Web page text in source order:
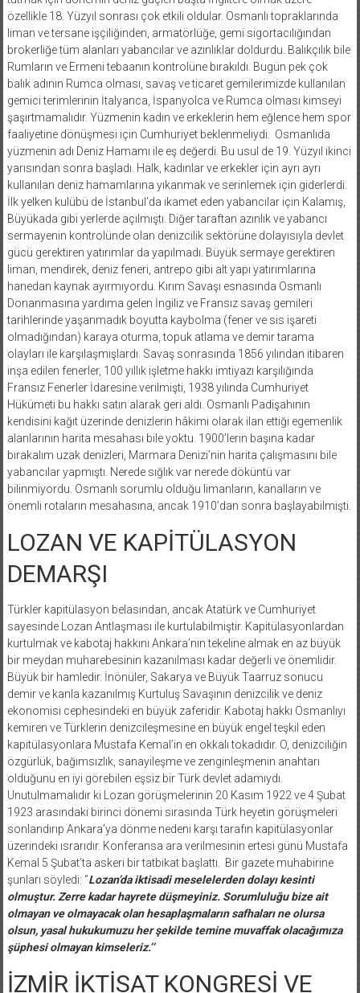
özellikle 18. Yüzyıl sonrası çok etkili oldular. Osmanlı topraklarında
liman ve tersane işçiliğinden, armatörlüğe, gemi sigortacılığından
brokerliğe tüm alanları yabancılar ve azınlıklar doldurdu. Balıkçılık bile
Rumların ve Ermeni tebaanın kontrolüne bırakıldı. Bugün pek çok
balık adının Rumca olması, savaş ve ticaret gemilerimizde kullanılan
gemici terimlerinin İtalyanca, İspanyolca ve Rumca olması kimseyi
şaşırtmamalıdır. Yüzmenin kadın ve erkeklerin hem eğlence hem spor
faaliyetine dönüşmesi için Cumhuriyet beklenmeliydi. Osmanlıda
yüzmenin adı Deniz Hamamı ile eş değerdi. Bu usul de 19. Yüzyıl ikinci
yarısından sonra başladı. Halk, kadınlar ve erkekler için ayrı ayrı
kullanılan deniz hamamlarına yıkanmak ve serinlemek için giderlerdi.
İlk yelken kulübü de İstanbul’da ikamet eden yabancılar için Kalamış,
Büyükada gibi yerlerde açılmıştı. Diğer taraftan azınlık ve yabancı
sermayenin kontrolünde olan denizcilik sektörüne dolayısıyla devlet
gücü gerektiren yatırımlar da yapılmadı. Büyük sermaye gerektiren
liman, mendirek, deniz feneri, antrepo gibi alt yapı yatırımlarına
hanedan kaynak ayırmıyordu. Kırım Savaşı esnasında Osmanlı
Donanmasına yardıma gelen İngiliz ve Fransız savaş gemileri
tarihlerinde yaşanmadık boyutta kaybolma (fener ve sis işareti
olmadığından) karaya oturma, topuk atlama ve demir tarama
olayları ile karşılaşmışlardı. Savaş sonrasında 1856 yılından itibaren
inşa edilen fenerler, 100 yıllık işletme hakkı imtiyazı karşılığında
Fransız Fenerler İdaresine verilmişti, 1938 yılında Cumhuriyet
Hükümeti bu hakkı satın alarak geri aldı. Osmanlı Padişahının
kendisini kağıt üzerinde denizlerin hâkimi olarak ilan ettiği egemenlik
alanlarının harita mesahası bile yoktu. 1900’lerin başına kadar
bırakalım uzak denizleri, Marmara Denizi’nin harita çalışmasını bile
yabancılar yapmıştı. Nerede sığlık var nerede döküntü var
bilinmiyordu. Osmanlı sorumlu olduğu limanların, kanalların ve
önemli rotaların mesahasına, ancak 1910’dan sonra başlayabilmişti.
LOZAN VE KAPİTÜLASYON
DEMARŞI
Türkler kapitülasyon belasından, ancak Atatürk ve Cumhuriyet
sayesinde Lozan Antlaşması ile kurtulabilmiştir. Kapitülasyonlardan
kurtulmak ve kabotaj hakkını Ankara’nın tekeline almak en az büyük
bir meydan muharebesinin kazanılması kadar değerli ve önemlidir.
Büyük bir hamledir. İnönüler, Sakarya ve Büyük Taarruz sonucu
demir ve kanla kazanılmış Kurtuluş Savaşının denizcilik ve deniz
ekonomisi cephesindeki en büyük zaferidir. Kabotaj hakkı Osmanlıyı
kemiren ve Türklerin denizcileşmesine en büyük engel teşkil eden
kapitülasyonlara Mustafa Kemal’in en okkalı tokadıdır. O, denizciliğin
özgürlük, bağımsızlık, sanayileşme ve zenginleşmenin anahtarı
olduğunu en iyi görebilen eşsiz bir Türk devlet adamıydı.
Unutulmamalıdır ki Lozan görüşmelerinin 20 Kasım 1922 ve 4 Şubat
1923 arasındaki birinci dönemi sırasında Türk heyetin görüşmeleri
sonlandırıp Ankara’ya dönme nedeni karşı tarafın kapitülasyonlar
üzerindeki ısrarıdır. Konferansa ara verilmesinin ertesi günü Mustafa
Kemal 5 Şubat’ta askeri bir tatbikat başlattı. Bir gazete muhabirine
şunları söyledi: ‘’Lozan’da iktisadi meselelerden dolayı kesinti
olmuştur. Zerre kadar hayrete düşmeyiniz. Sorumluluğu bize ait
olmayan ve olmayacak olan hesaplaşmaların safhaları ne olursa
olsun, yasal hukukumuzu her şekilde temine muvaffak olacağımıza
şüphesi olmayan kimseleriz.’’
İZMİR İKTİSAT KONGRESİ VE